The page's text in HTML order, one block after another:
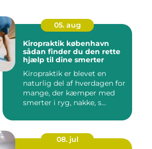
05. aug
Kiropraktik københavn
sådan finder du den rette
hjælp til dine smerter
Kiropraktik er blevet en
naturlig del af hverdagen for
mange, der kæmper med
smerter i ryg, nakke, s...
08. jul